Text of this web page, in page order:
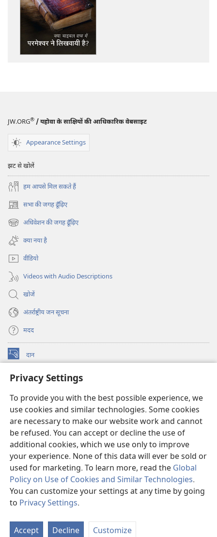
Privacy Settings
To provide you with the best possible experience, we
use cookies and similar technologies. Some cookies
are necessary to make our website work and cannot
be refused. You can accept or decline the use of
additional cookies, which we use only to improve
your experience. None of this data will ever be sold or
used for marketing. To learn more, read the Global
Policy on Use of Cookies and Similar Technologies.
You can customize your settings at any time by going
to Privacy Settings.
Accept Decline Customize
JW.ORG® / यहोवा के साक्षियों की आधिकारिक वेबसाइट
Appearance Settings
झट से खोलें
हम आपसे मिल सकते हैं
सभा की जगह ढूँढ़िए
(opens
new
window)
अधिवेशन की जगह ढूँढ़िए
(opens
new
window)
क्या नया है
वीडियो
Videos with Audio Descriptions
खोजें
अंतर्राष्ट्रीय जन सूचना
मदद
दान
(opens
window)
वॉचटावर ऑनलाइन लाइब्रेरी
new
JW Hub ®
(opens
new
window)
ऐप
वॉचटावर लाइब्रेरी
Copyright© 2026 Watch Tower Bible and Tract Society of Pennsylvania.
इस्तेमाल की शर्तें